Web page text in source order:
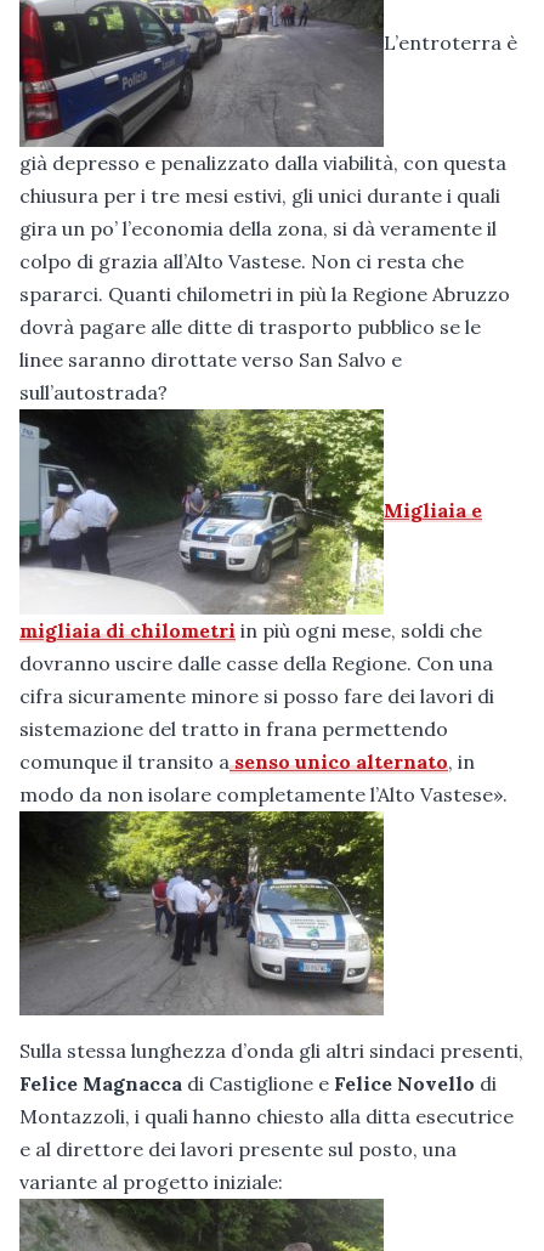
L’entroterra è
già depresso e penalizzato dalla viabilità, con questa
chiusura per i tre mesi estivi, gli unici durante i quali
gira un po’ l’economia della zona, si dà veramente il
colpo di grazia all’Alto Vastese. Non ci resta che
spararci. Quanti chilometri in più la Regione Abruzzo
dovrà pagare alle ditte di trasporto pubblico se le
linee saranno dirottate verso San Salvo e
sull’autostrada?
Migliaia e
migliaia di chilometri in più ogni mese, soldi che
dovranno uscire dalle casse della Regione. Con una
cifra sicuramente minore si posso fare dei lavori di
sistemazione del tratto in frana permettendo
comunque il transito asenso unico alternato, in
modo da non isolare completamente l’Alto Vastese».
Sulla stessa lunghezza d’onda gli altri sindaci presenti,
Felice Magnacca di Castiglione e Felice Novello di
Montazzoli, i quali hanno chiesto alla ditta esecutrice
e al direttore dei lavori presente sul posto, una
variante al progetto iniziale: